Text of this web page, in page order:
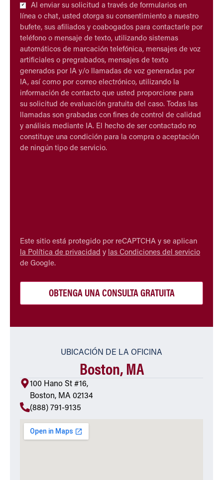
Checkbox*
Al enviar su solicitud a través de formularios en
línea o chat, usted otorga su consentimiento a nuestro
bufete, sus afiliados y coabogados para contactarle por
teléfono o mensaje de texto, utilizando sistemas
automáticos de marcación telefónica, mensajes de voz
artificiales o pregrabados, mensajes de texto
generados por IA y/o llamadas de voz generadas por
IA, así como por correo electrónico, utilizando la
información de contacto que usted proporcione para
su solicitud de evaluación gratuita del caso. Todas las
llamadas son grabadas con fines de control de calidad
y análisis mediante IA. El hecho de ser contactado no
constituye una condición para la compra o aceptación
de ningún tipo de servicio.
CAPTCHA
Este sitio está protegido por reCAPTCHA y se aplican
la Política de privacidad y las Condiciones del servicio
de Google.
UBICACIÓN DE LA OFICINA
Boston, MA
100 Hano St #16,
Boston, MA 02134
(888) 791-9135